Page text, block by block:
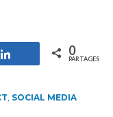
Partagez 0
PARTAGES
, SOCIAL MEDIA